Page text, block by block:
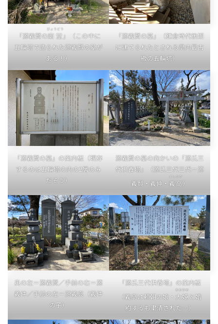
「源義賢の廟堂
びょうどう
」（この中に
五輪塔で造られた源義賢の墓が
ある！）
「源義賢の墓」（鎌倉時代後期
に建てられたとされる県内最古
級の五輪塔）
「源義賢の墓」の案内板（現存
するのは五輪塔の内の2層のみ
だそう）
源義賢の墓の向かいの「源氏三
代供養塔」（源氏三代三代＝源
義賢・義仲・ 義高
よしたか
）
奥の左＝源義賢／手前の右＝源
義仲／手前の左＝源義高（義仲
の子）
「源氏三代供養塔」の案内板
（義高は頼朝の娘・ 大姫
おおひめ
と婚
約するも粛清された…）